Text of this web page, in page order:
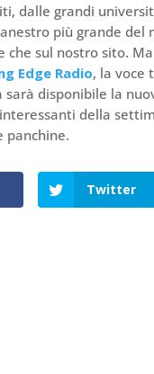
dalle grandi
più grande del
sul nostro sito.
Edge Radio, la voce
disponibile la
della
panchine.
Twitter